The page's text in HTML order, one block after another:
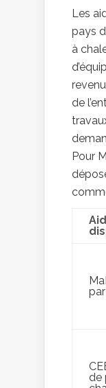
Les
pays
à
de
Pour
de